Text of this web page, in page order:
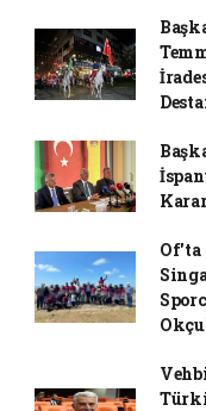
Of'ta